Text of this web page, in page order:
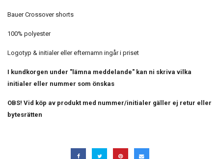
Bauer Crossover shorts
100% polyester
Logotyp & initialer eller efternamn ingår i priset
I kundkorgen under "lämna meddelande" kan ni skriva vilka
initialer eller nummer som önskas
OBS! Vid köp av produkt med nummer/initialer gäller ej retur eller
bytesrätten